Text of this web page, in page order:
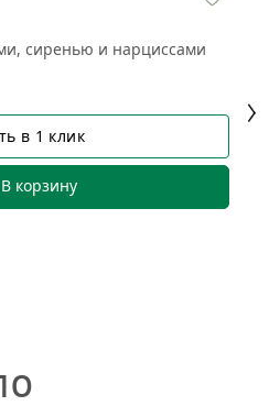
сиренью и нарциссами
в 1 клик
В корзину